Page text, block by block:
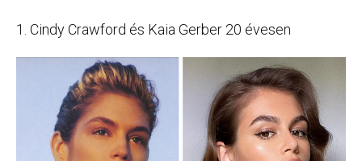
1. Cindy Crawford és Kaia Gerber 20 évesen